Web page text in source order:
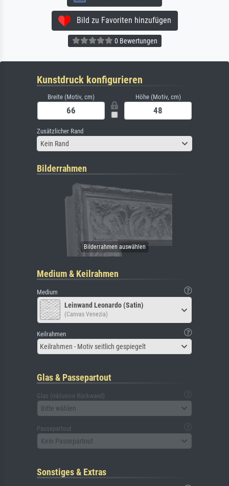
Bild zu Favoriten hinzufügen
0 Bewertungen
Kunstdruck konfigurieren
Breite (Motiv, cm) Höhe (Motiv, cm)
Zusätzlicher Rand
Kein Rand
Bilderrahmen
Medium & Keilrahmen
Medium
Leinwand Leonardo (Satin)
(Canvas Venezia)
Keilrahmen
Keilrahmen - Motiv seitlich gespiegelt
Glas & Passepartout
Glas (inklusive Rückwand)
Bitte wählen
Passepartout
Kein Passepartout
Sonstiges & Extras